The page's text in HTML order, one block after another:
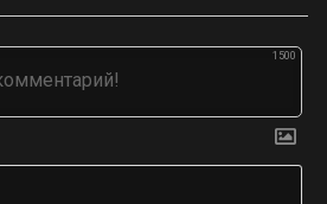
1500